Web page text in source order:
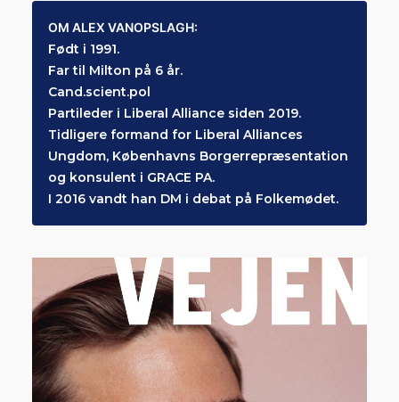
OM ALEX VANOPSLAGH:
Født i 1991.
Far til Milton på 6 år.
Cand.scient.pol
Partileder i Liberal Alliance siden 2019.
Tidligere formand for Liberal Alliances
Ungdom, Københavns Borgerrepræsentation
og konsulent i GRACE PA.
I 2016 vandt han DM i debat på Folkemødet.